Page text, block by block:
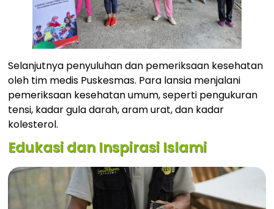
Selanjutnya penyuluhan dan pemeriksaan kesehatan
oleh tim medis Puskesmas. Para lansia menjalani
pemeriksaan kesehatan umum, seperti pengukuran
tensi, kadar gula darah, aram urat, dan kadar
kolesterol.
Edukasi dan Inspirasi Islami